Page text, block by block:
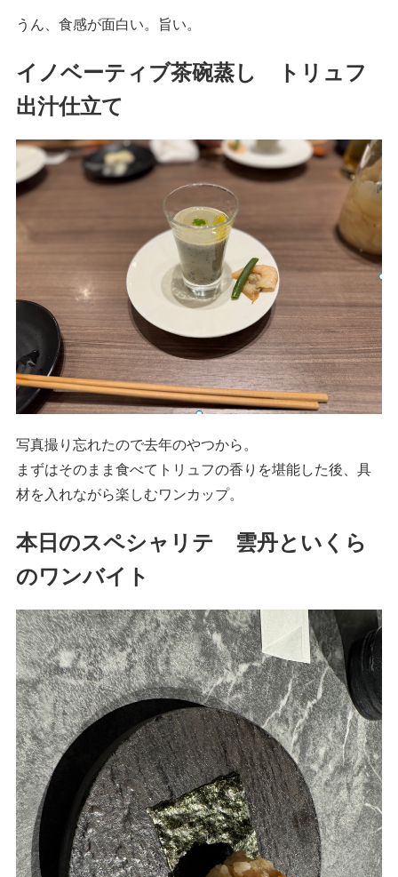
うん、食感が面白い。旨い。
イノベーティブ茶碗蒸し トリュフ
出汁仕立て
写真撮り忘れたので去年のやつから。
まずはそのまま食べてトリュフの香りを堪能した後、具
材を入れながら楽しむワンカップ。
本日のスペシャリテ 雲丹といくら
のワンバイト